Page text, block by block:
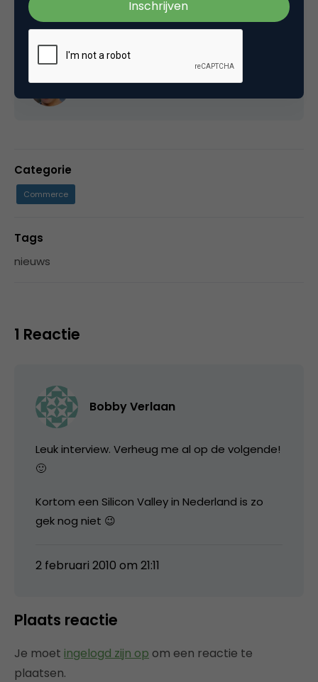
Categorie
Commerce
Tags
nieuws
1 Reactie
Bobby Verlaan
Leuk interview. Verheug me al op de volgende!
🙂
Kortom een Silicon Valley in Nederland is zo
gek nog niet 😉
2 februari 2010 om 21:11
Plaats reactie
Je moet ingelogd zijn op om een reactie te
plaatsen.